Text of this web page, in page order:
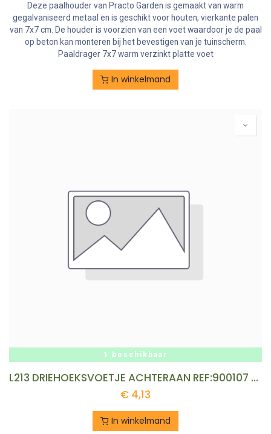
Deze paalhouder van Practo Garden is gemaakt van warm
gegalvaniseerd metaal en is geschikt voor houten, vierkante palen
van 7x7 cm. De houder is voorzien van een voet waardoor je de paal
op beton kan monteren bij het bevestigen van je tuinscherm.
Paaldrager 7x7 warm verzinkt platte voet
In winkelmand
1 beschikbaar
L213 DRIEHOEKSVOETJE ACHTERAAN REF:900107 GALICO
€ 4,13
In winkelmand